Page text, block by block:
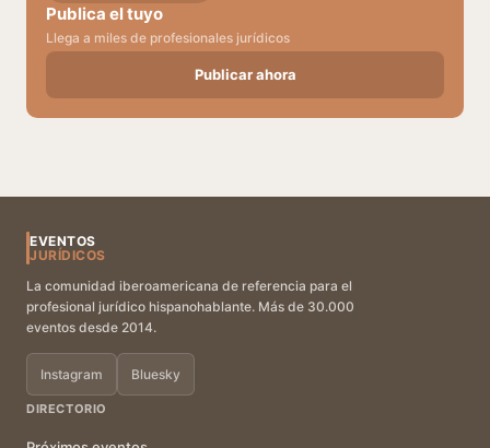
Publica el tuyo
Llega a miles de profesionales jurídicos
Publicar ahora
EVENTOS
JURÍDICOS
La comunidad iberoamericana de referencia para el
profesional jurídico hispanohablante. Más de 30.000
eventos desde 2014.
Instagram Bluesky
DIRECTORIO